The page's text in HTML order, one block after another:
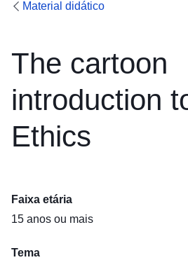
Material didático
The cartoon
introduction
Ethics
Faixa etária
15 anos ou mais
Tema